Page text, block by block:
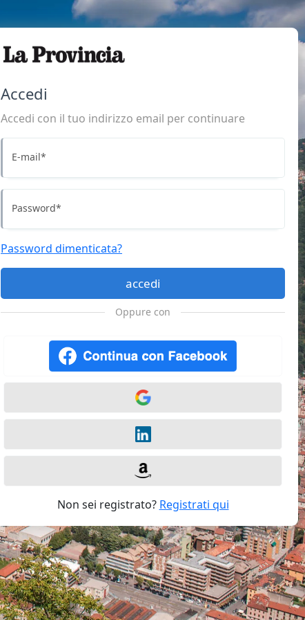
Accedi
Accedi con il tuo indirizzo email per continuare
E-mail*
Password*
Password dimenticata?
accedi
Oppure con
Non sei registrato? Registrati qui